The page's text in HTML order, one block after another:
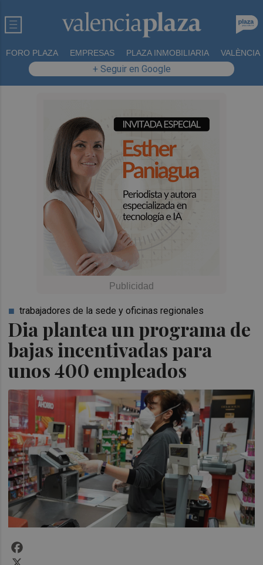
FORO PLAZA EMPRESAS PLAZA INMOBILIARIA VALÈNCIA
+ Seguir en Google
Dia plantea un programa de
bajas incentivadas para
unos 400 empleados
trabajadores de la sede y oficinas regionales